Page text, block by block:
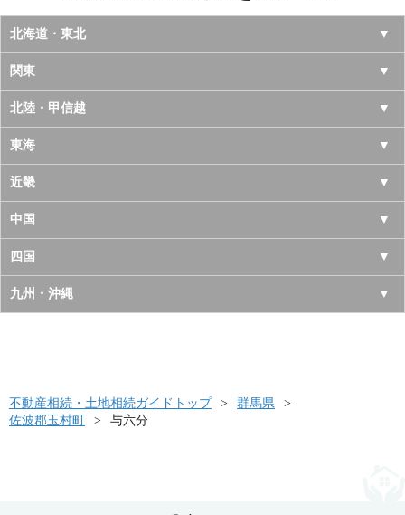
北海道・東北
北海道
青森県
岩手県
宮城県
秋田県
山形県
福島県
関東
東京都
神奈川県
千葉県
埼玉県
茨城県
栃木県
北陸・甲信越
山梨県
長野県
新潟県
富山県
石川県
東海
愛知県
岐阜県
三重県
静岡県
近畿
大阪府
京都府
兵庫県
和歌山県
中国
鳥取県
島根県
山口県
四国
徳島県
高知県
九州・沖縄
長崎県
不動産相続・土地相続ガイドトップ
群馬県
佐波郡玉村町
与六分